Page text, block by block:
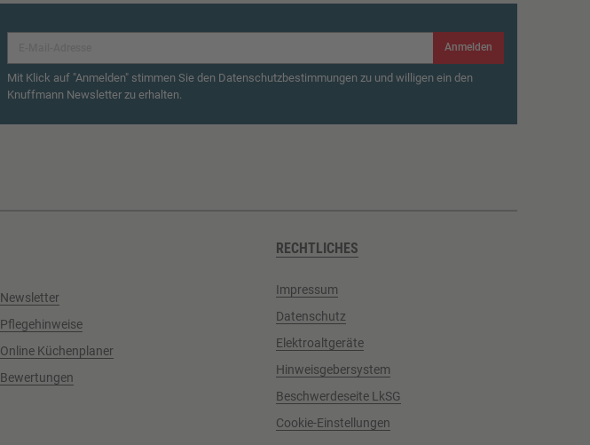
Anmelden
Mit Klick auf "Anmelden" stimmen Sie den Datenschutzbestimmungen zu und willigen ein den
Knuffmann Newsletter zu erhalten.
Newsletter
Pflegehinweise
Online Küchenplaner
Bewertungen
RECHTLICHES
Impressum
Datenschutz
Elektroaltgeräte
Hinweisgebersystem
Beschwerdeseite LkSG
Cookie-Einstellungen